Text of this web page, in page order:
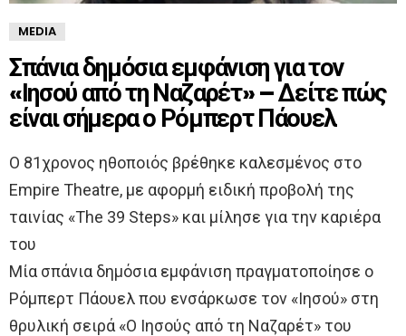
MEDIA
Σπάνια δημόσια εμφάνιση για τον
«Ιησού από τη Ναζαρέτ» – Δείτε πώς
είναι σήμερα ο Ρόμπερτ Πάουελ
Ο 81χρονος ηθοποιός βρέθηκε καλεσμένος στο
Empire Theatre, με αφορμή ειδική προβολή της
ταινίας «The 39 Steps» και μίλησε για την καριέρα
του
Μία σπάνια δημόσια εμφάνιση πραγματοποίησε ο
Ρόμπερτ Πάουελ που ενσάρκωσε τον «Ιησού» στη
θρυλική σειρά «Ο Ιησούς από τη Ναζαρέτ» του